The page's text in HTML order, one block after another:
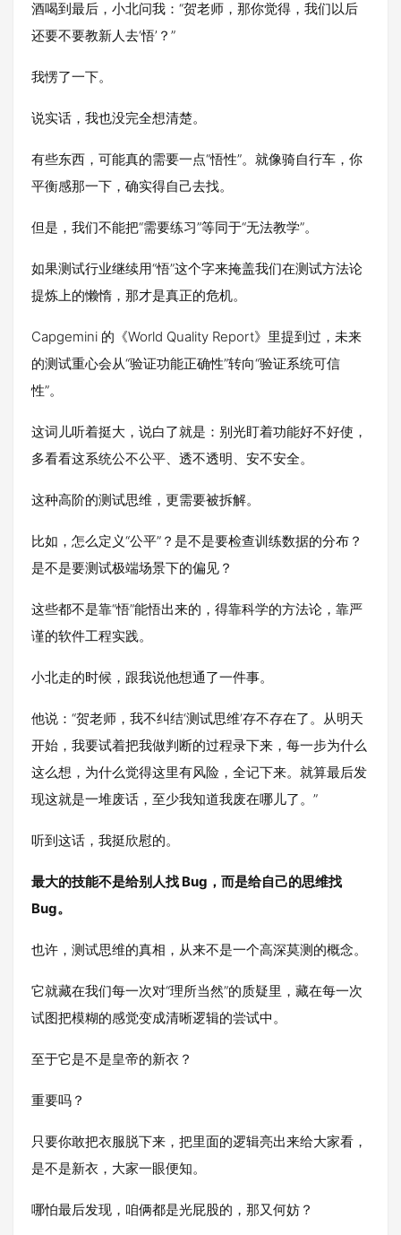
酒喝到最后，小北问我：“贺老师 ，那你觉得，我们以后
还要不要教新人去‘悟’？”
我愣了一下。
说实话，我也没完全想清楚。
有些东西，可能真的需要一点“悟性”。就像骑自行车，你
平衡感那一下，确实得自己去找。
但是，我们不能把“需要练习”等同于“无法教学”。
如果测试行业继续用“悟”这个字来掩盖我们在测试方法论
提炼上的懒惰，那才是真正的危机。
Capgemini 的《World Quality Report》里提到过，未来
的测试重心会从“验证功能正确性”转向“验证系统可信
性”。
这词儿听着挺大，说白了就是：别光盯着功能好不好使，
多看看这系统公不公平、透不透明、安不安全。
这种高阶的测试思维，更需要被拆解。
比如，怎么定义“公平”？是不是要检查训练数据的分布？
是不是要测试极端场景下的偏见？
这些都不是靠“悟”能悟出来的，得靠科学的方法论，靠严
谨的软件工程实践。
小北走的时候，跟我说他想通了一件事。
他说：“贺老师 ，我不纠结‘测试思维’存不存在了。从明天
开始，我要试着把我做判断的过程录下来，每一步为什么
这么想，为什么觉得这里有风险，全记下来。就算最后发
现这就是一堆废话，至少我知道我废在哪儿了。”
听到这话，我挺欣慰的。
最大的技能不是给别人找 Bug，而是给自己的思维找
Bug。
也许，测试思维的真相，从来不是一个高深莫测的概念。
它就藏在我们每一次对“理所当然”的质疑里，藏在每一次
试图把模糊的感觉变成清晰逻辑的尝试中。
至于它是不是皇帝的新衣？
重要吗？
只要你敢把衣服脱下来，把里面的逻辑亮出来给大家看，
是不是新衣，大家一眼便知。
哪怕最后发现，咱俩都是光屁股的，那又何妨？